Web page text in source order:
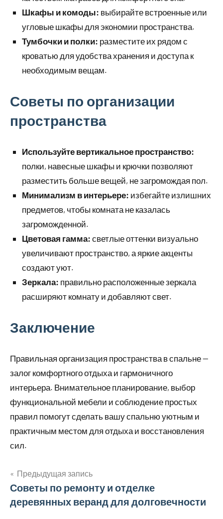
Шкафы и комоды: выбирайте встроенные или
угловые шкафы для экономии пространства.
Тумбочки и полки: разместите их рядом с
кроватью для удобства хранения и доступа к
необходимым вещам.
Советы по организации
пространства
Используйте вертикальное пространство:
полки, навесные шкафы и крючки позволяют
разместить больше вещей, не загромождая пол.
Минимализм в интерьере: избегайте излишних
предметов, чтобы комната не казалась
загроможденной.
Цветовая гамма: светлые оттенки визуально
увеличивают пространство, а яркие акценты
создают уют.
Зеркала: правильно расположенные зеркала
расширяют комнату и добавляют свет.
Заключение
Правильная организация пространства в спальне —
залог комфортного отдыха и гармоничного
интерьера. Внимательное планирование, выбор
функциональной мебели и соблюдение простых
правил помогут сделать вашу спальню уютным и
практичным местом для отдыха и восстановления
сил.
Навигация
по
Предыдущая запись
Советы по ремонту и отделке
деревянных веранд для долговечности